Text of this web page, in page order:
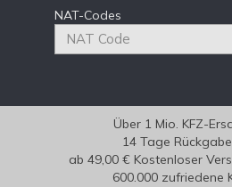
NAT-Codes
Über 1 Mio. KFZ-
14 Tage
ab 49,00 € Kostenloser
600.000 zufriedene